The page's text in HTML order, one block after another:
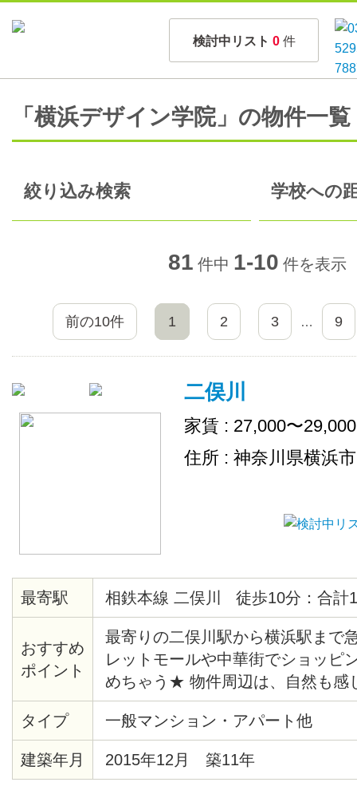
検討中リスト 0 件
「横浜デザイン学院」の物件一覧
絞り込み検索 学校への
81 件中 1-10 件を表示
前の10件 1 2 3 … 9
二俣川
家賃 : 27,000〜
住所 : 神奈川県横浜
最寄駅 相鉄本線 二俣川 徒歩10分：合計
おすすめ
ポイント
最寄りの二俣川駅から横浜駅まで
レットモールや中華街でショッピ
めちゃう★ 物件周辺は、自然も感
宅街になっています♪ 各お部屋に
庫・テレビ・デスク・チェアが設
ペーパーや食器洗剤などの消耗品
充致します。
タイプ 一般マンション・アパート他
建築年月 2015年12月 築11年